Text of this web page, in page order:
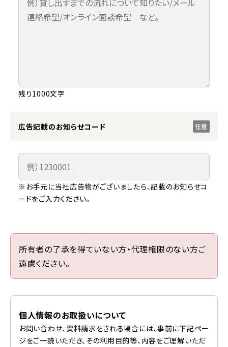
残り1000文字
広告記載のお知らせコード 任意
※お手元に当社広告物がございましたら、記載のお知らせコ
ードをご入力ください。
所有者の了承を得ていない方・代理権限のない方ご
遠慮ください。
個人情報のお取扱いについて
お問い合わせ、資料請求をされる場合には、事前に下記ペー
ジをご一読いただき、その利用目的等、内容をご理解いただ